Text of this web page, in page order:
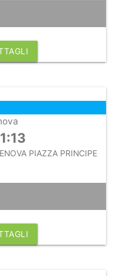
PIAZZA PRINCIPE